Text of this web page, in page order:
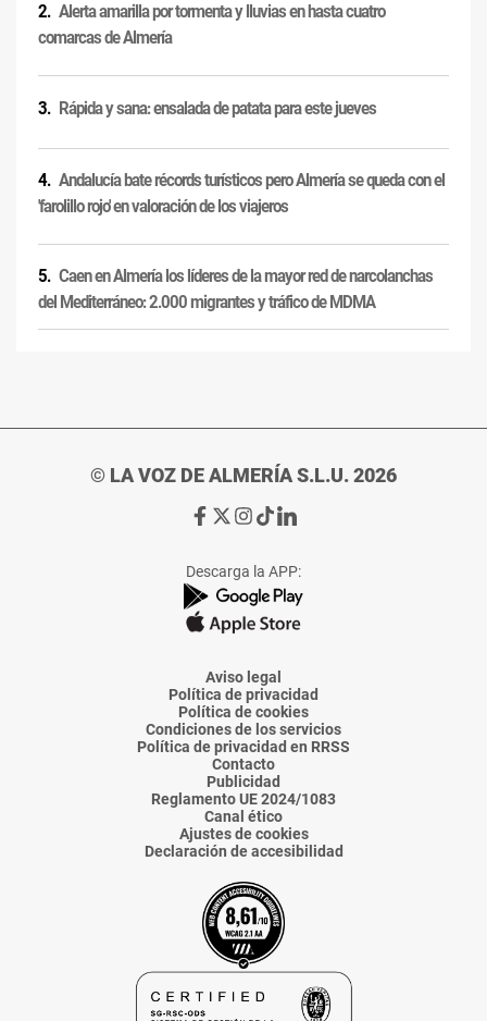
Alerta amarilla por tormenta y lluvias en hasta cuatro
comarcas de Almería
Rápida y sana: ensalada de patata para este jueves
Andalucía bate récords turísticos pero Almería se queda con el
'farolillo rojo' en valoración de los viajeros
Caen en Almería los líderes de la mayor red de narcolanchas
del Mediterráneo: 2.000 migrantes y tráfico de MDMA
© LA VOZ DE ALMERÍA S.L.U. 2026
Ir
de
La
Voz
Almería
Ir
de
La
Voz
Almería
Ir
de
La
Voz
Almería
Ir
de
La
Voz
Almería
Ir
de
La
Voz
Descarga la APP:
Aviso legal
Política de privacidad
Política de cookies
Condiciones de los servicios
Política de privacidad en RRSS
Contacto
Publicidad
Reglamento UE 2024/1083
Canal ético
Ajustes de cookies
Declaración de accesibilidad